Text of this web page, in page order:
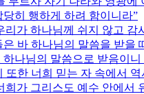
당히 행하게 하려 함이니라
리가 하나님께 쉬지 않고 감
바 하나님의 말씀을 받을
하나님의 말씀으로 받음이니
또한 너희 믿는 자 속에서
희가 그리스도 예수 안에서